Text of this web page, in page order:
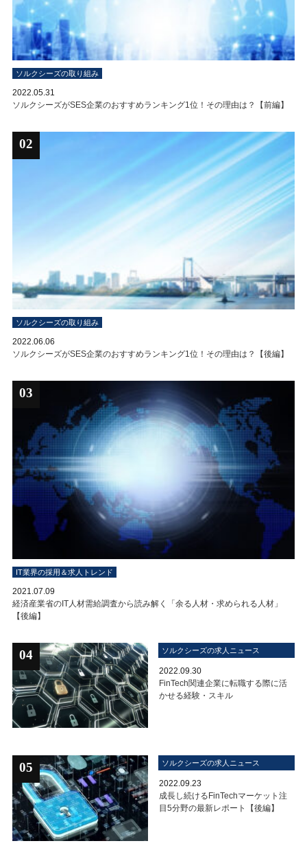
ソルクシーズの取り組み
2022.05.31
ソルクシーズがSES企業のおすすめランキング1位！その理由は？【前編】
02
ソルクシーズの取り組み
2022.06.06
ソルクシーズがSES企業のおすすめランキング1位！その理由は？【後編】
03
IT業界の採用＆求人トレンド
2021.07.09
経済産業省のIT人材需給調査から読み解く「余る人材・求められる人材」
【後編】
04 ソルクシーズの求人ニュース
2022.09.30
FinTech関連企業に転職する際に活
かせる経験・スキル
05 ソルクシーズの求人ニュース
2022.09.23
成長し続けるFinTechマーケット注
目5分野の最新レポート【後編】